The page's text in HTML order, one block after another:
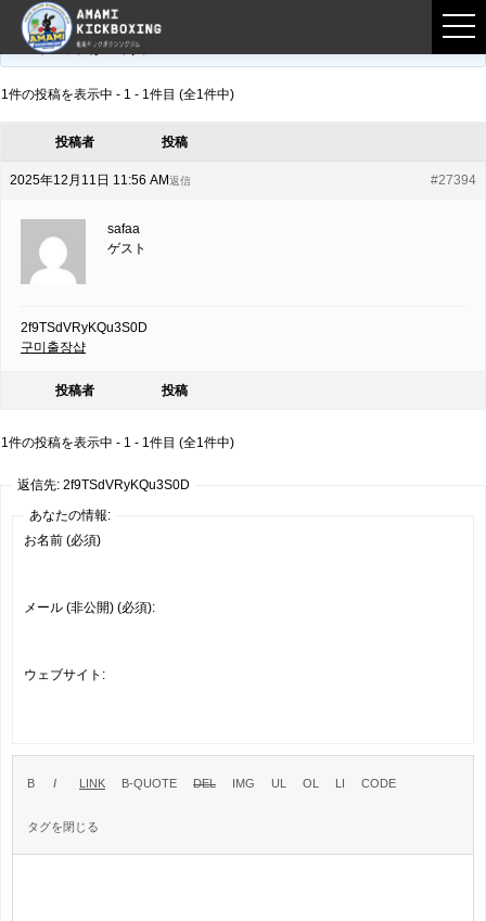
フロントページ › フォーラム
このトピックは空です。
1件の投稿を表示中 - 1 - 1件目 (全1件中)
投稿者 投稿
2025年12月11日 11:56 AM #27394
返信
safaa
ゲスト
2f9TSdVRyKQu3S0D
구미출장샵
投稿者 投稿
1件の投稿を表示中 - 1 - 1件目 (全1件中)
返信先: 2f9TSdVRyKQu3S0D
あなたの情報:
お名前 (必須)
メール (非公開) (必須):
ウェブサイト: